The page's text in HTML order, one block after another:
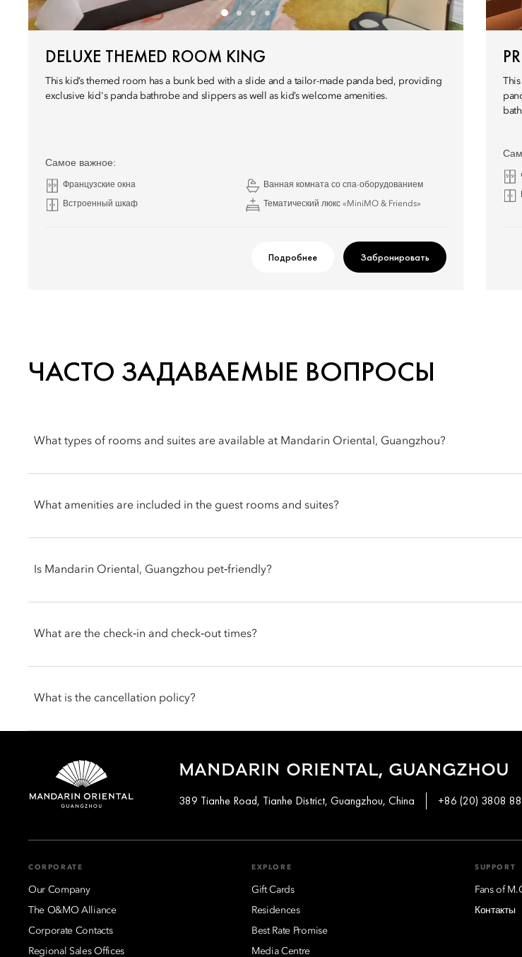
DELUXE THEMED ROOM KING
This kid’s themed room has a bunk bed with a slide and a tailor-made panda bed, providing
exclusive kid's panda bathrobe and slippers as well as kid’s welcome amenities.
Самое важное:
Французские окна Ванная комната со спа-оборудованием
Встроенный шкаф Тематический люкс «MiniMO & Friends»
Подробнее Забронировать
ЧАСТО ЗАДАВАЕМЫЕ ВОПРОСЫ
What types of rooms and suites are available at Mandarin Oriental, Guangzhou?
Mandarin Rooms, Executive Suites, Premier Suite, Club Rooms and Suites with Oriental Club Lounge
What amenities are included in the guest rooms and suites?
coffee machine, spacious work areas, walk-in wardrobes and goose-down bedding. Suites offer additional
Is Mandarin Oriental, Guangzhou pet‑friendly?
comfortable stay for you and our other guests, we request that your pets are kept on the lead while in
What are the check‑in and check‑out times?
inform the hotel when booking or by talking with the team at the front desk.
What is the cancellation policy?
and conditions of their reservation when booking. Some rates may require advance payments and have
requirements. For further information, please contact the hotel directly.
MANDARIN ORIENTAL, GUANGZHOU
389 Tianhe Road, Tianhe District, Guangzhou, China +86 (20) 3808
CORPORATE
Our Company
The O&MO Alliance
Corporate Contacts
Regional Sales Offices
EXPLORE
Gift Cards
Residences
Best Rate Promise
Media Centre
SUPPORT
Fans of
Контакты